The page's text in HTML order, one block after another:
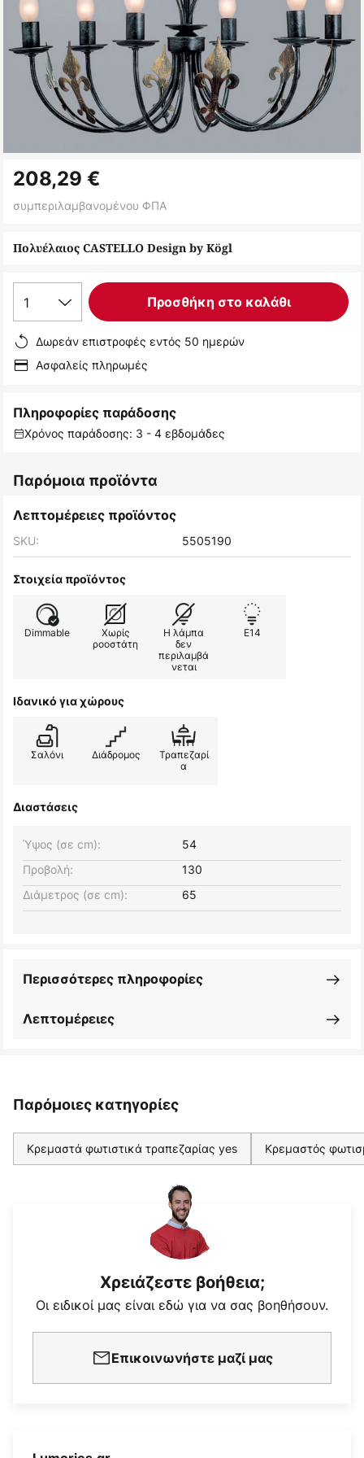
στην
αρχή
συλλογής
Πολυέλαιος CASTELLO Design by Kögl
208,29 €
συμπεριλαμβανομένου ΦΠΑ
1 Προσθήκη στο καλάθι
Δωρεάν επιστροφές εντός 50 ημερών
Ασφαλείς πληρωμές
Πληροφορίες παράδοσης
Χρόνος παράδοσης: 3 - 4 εβδομάδες
Παρόμοια προϊόντα
Λεπτομέρειες προϊόντος
SKU: 5505190
Στοιχεία προϊόντος
Dimmable
Χωρίς
ροοστάτη
Η λάμπα
δεν
περιλαμβά
νεται
E14
Ιδανικό για χώρους
Σαλόνι Διάδρομος
Τραπεζαρί
α
Διαστάσεις
Ύψος (σε cm):
54
Προβολή:
130
Διάμετρος (σε cm):
65
Λεπτομέρειες
Περισσότερες πληροφορίες
Παρόμοιες κατηγορίες
Κρεμαστά φωτιστικά τραπεζαρίας yes Κρεμαστός
Χρειάζεστε βοήθεια;
Οι ειδικοί μας είναι εδώ για να σας βοηθήσουν.
Επικοινωνήστε μαζί μας